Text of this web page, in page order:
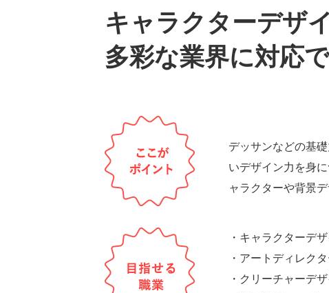
キャラクターデザ
多彩な業界に対応
デッサンなどの基
いデザイン力を身
ャラクターや背景
・キャラクターデ
・アートディレク
・クリーチャーデ